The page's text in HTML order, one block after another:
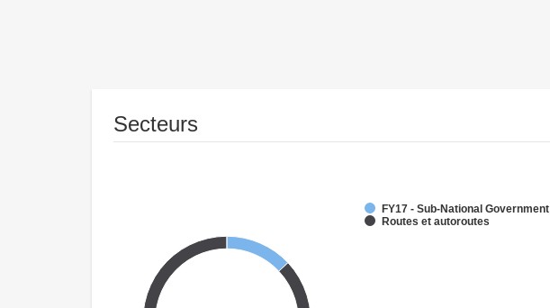
Secteurs
FY17 - Sub-National Government
Routes et autoroutes